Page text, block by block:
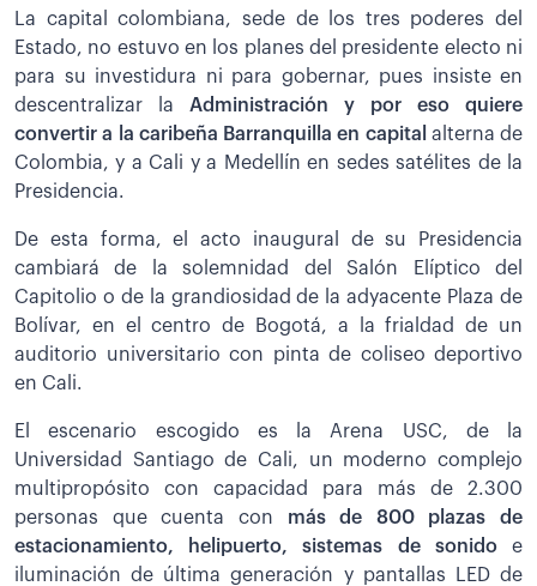
La capital colombiana, sede de los tres poderes del
Estado, no estuvo en los planes del presidente electo ni
para su investidura ni para gobernar, pues insiste en
descentralizar la Administración y por eso quiere
convertir a la caribeña Barranquilla en capital alterna de
Colombia, y a Cali y a Medellín en sedes satélites de la
Presidencia.
De esta forma, el acto inaugural de su Presidencia
cambiará de la solemnidad del Salón Elíptico del
Capitolio o de la grandiosidad de la adyacente Plaza de
Bolívar, en el centro de Bogotá, a la frialdad de un
auditorio universitario con pinta de coliseo deportivo
en Cali.
El escenario escogido es la Arena USC, de la
Universidad Santiago de Cali, un moderno complejo
multipropósito con capacidad para más de 2.300
personas que cuenta con más de 800 plazas de
estacionamiento, helipuerto, sistemas de sonidoe
iluminación de última generación y pantallas LED de